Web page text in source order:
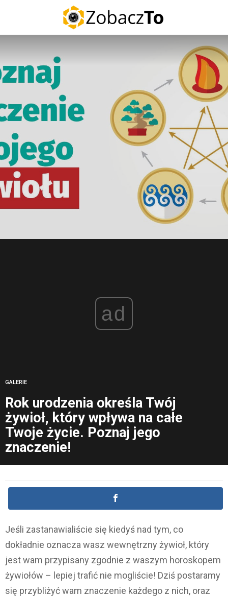
ad
GALERIE
Rok urodzenia określa Twój
żywioł, który wpływa na całe
Twoje życie. Poznaj jego
znaczenie!
Jeśli zastanawialiście się kiedyś nad tym, co
dokładnie oznacza wasz wewnętrzny żywioł, który
jest wam przypisany zgodnie z waszym horoskopem
żywiołów – lepiej trafić nie mogliście! Dziś postaramy
się przybliżyć wam znaczenie każdego z nich, oraz